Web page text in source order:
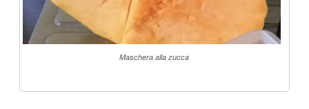
Maschera alla zucca